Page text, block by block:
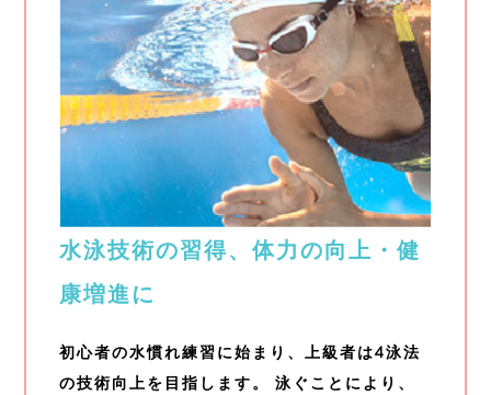
水泳技術の習得、体力の向上・健
康増進に
初心者の水慣れ練習に始まり、上級者は4泳法
の技術向上を目指します。 泳ぐことにより、